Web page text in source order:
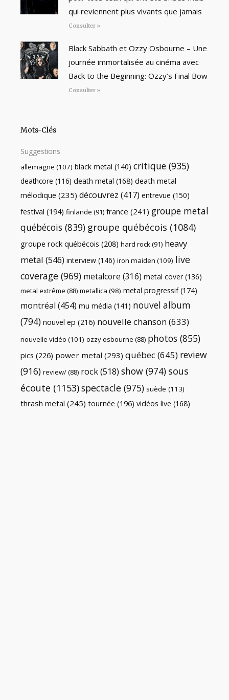
qui reviennent plus vivants que jamais
Consulter »
Black Sabbath et Ozzy Osbourne – Une
journée immortalisée au cinéma avec
Back to the Beginning: Ozzy’s Final Bow
Consulter »
Mots-Clés
Suggestions
allemagne (107) black metal (140) critique (935)
deathcore (116) death metal (168) death metal
mélodique (235) découvrez (417) entrevue (150)
festival (194) finlande (91) france (241) groupe metal
québécois (839) groupe québécois (1084)
groupe rock québécois (208) hard rock(91) heavy
metal (546) interview (146) iron maiden (109) live
coverage (969) metalcore (316) metal cover (136)
metal extrême (88) metallica (98) metal progressif(174)
montréal (454) mu média (141) nouvel album
(794) nouvel ep (216) nouvelle chanson(633)
nouvelle vidéo (101) ozzy osbourne (88) photos (855)
pics (226) power metal (293) québec(645) review
(916) review/(88) rock(518) show (974) sous
écoute (1153)spectacle (975) suède (113)
thrash metal (245) tournée (196) vidéos live (168)